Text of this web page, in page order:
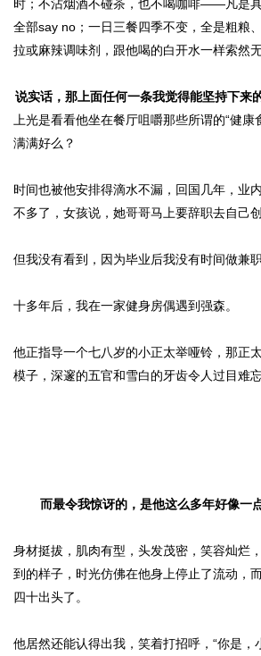
时；不沾烟酒不碰茶，也不喝咖啡——凡是
全部say no；一日三餐四季不变，全是粗粮
拉或麻辣调味剂，跟他喝的白开水一样索然无
说实话，那上面任何一条我觉得能坚持下来
上光是看看他坐在餐厅咀嚼那些所谓的“健
满满好么？
时间也被他安排得滴水不漏，回国几年，业
不多了，女孩说，她哥哥马上要辞职去自己创
但我没有看到，因为毕业后我没有时间做兼职
十多年后，我在一家健身房偶遇到强森。
他正指导一个七八岁的小正太举哑铃，那正
模子，深邃的五官和雪白的牙齿令人过目难忘
而最令我惊讶的，是他这么多年好像一
身材挺拔，肌肉有型，头发茂密，笑容灿烂
到的样子，时光仿佛在他身上停止了流动，
四十出头了。
他居然还能认得出我，笑着打招呼，“你是，